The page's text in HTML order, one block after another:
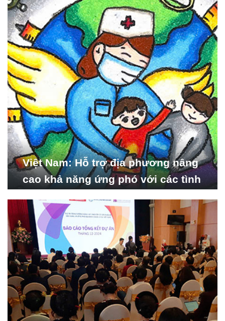
hội_ISDS)
Việt Nam: Hỗ trợ địa phương nâng
cao khả năng ứng phó với các tình